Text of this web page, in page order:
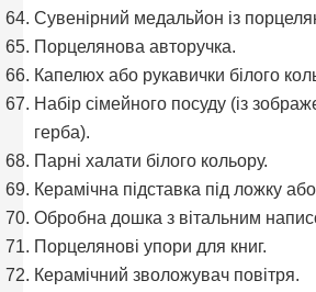
Сувенірний медальйон із
Порцелянова авторучка.
Капелюх або рукавички білого
Набір сімейного посуду (із
герба).
Парні халати білого кольору.
Керамічна підставка під ложку
Обробна дошка з вітальним
Порцелянові упори для книг.
Керамічний зволожувач повітря.